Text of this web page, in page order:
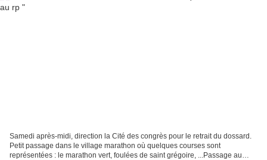
Samedi après-midi, direction la Cité des congrès pour le retrait du dossard.
Petit passage dans le village marathon où quelques courses sont
représentées : le marathon vert, foulées de saint grégoire, ...Passage au